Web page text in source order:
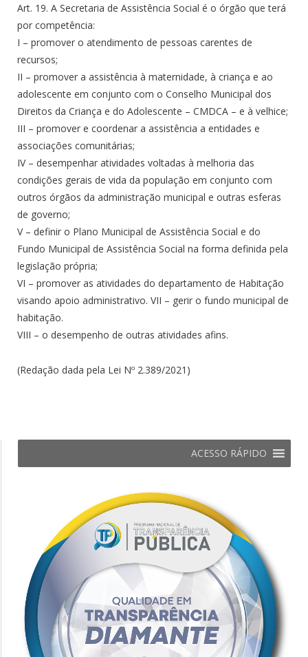
Art. 19. A Secretaria de Assistência Social é o órgão que terá
por competência:
I – promover o atendimento de pessoas carentes de
recursos;
II – promover a assistência à maternidade, à criança e ao
adolescente em conjunto com o Conselho Municipal dos
Direitos da Criança e do Adolescente – CMDCA – e à velhice;
III – promover e coordenar a assistência a entidades e
associações comunitárias;
IV – desempenhar atividades voltadas à melhoria das
condições gerais de vida da população em conjunto com
outros órgãos da administração municipal e outras esferas
de governo;
V – definir o Plano Municipal de Assistência Social e do
Fundo Municipal de Assistência Social na forma definida pela
legislação própria;
VI – promover as atividades do departamento de Habitação
visando apoio administrativo. VII – gerir o fundo municipal de
habitação.
VIII – o desempenho de outras atividades afins.
(Redação dada pela Lei Nº 2.389/2021)
ACESSO RÁPIDO